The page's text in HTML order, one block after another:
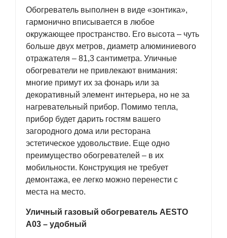
Обогреватель выполнен в виде «зонтика»,
гармонично вписывается в любое
окружающее пространство. Его высота – чуть
больше двух метров, диаметр алюминиевого
отражателя – 81,3 сантиметра. Уличные
обогреватели не привлекают внимания:
многие примут их за фонарь или за
декоративный элемент интерьера, но не за
нагревательный прибор. Помимо тепла,
прибор будет дарить гостям вашего
загородного дома или ресторана
эстетическое удовольствие. Еще одно
преимущество обогревателей – в их
мобильности. Конструкция не требует
демонтажа, ее легко можно перенести с
места на место.
Уличный газовый обогреватель AESTO
A03 – удобный